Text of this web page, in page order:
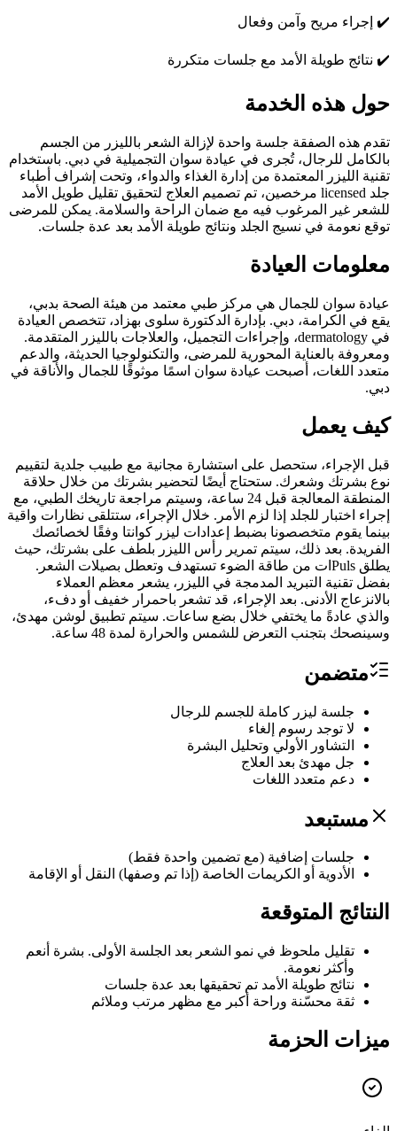
✔️ إجراء مريح وآمن وفعال
✔️ نتائج طويلة الأمد مع جلسات متكررة
حول هذه الخدمة
تقدم هذه الصفقة جلسة واحدة لإزالة الشعر بالليزر من الجسم
بالكامل للرجال، تُجرى في عيادة سوان التجميلية في دبي. باستخدام
تقنية الليزر المعتمدة من إدارة الغذاء والدواء، وتحت إشراف أطباء
جلد licensed مرخصين، تم تصميم العلاج لتحقيق تقليل طويل الأمد
للشعر غير المرغوب فيه مع ضمان الراحة والسلامة. يمكن للمرضى
توقع نعومة في نسيج الجلد ونتائج طويلة الأمد بعد عدة جلسات.
معلومات العيادة
عيادة سوان للجمال هي مركز طبي معتمد من هيئة الصحة بدبي،
يقع في الكرامة، دبي. بإدارة الدكتورة سلوى بهزاد، تتخصص العيادة
في dermatology، وإجراءات التجميل، والعلاجات بالليزر المتقدمة.
ومعروفة بالعناية المحورية للمرضى، والتكنولوجيا الحديثة، والدعم
متعدد اللغات، أصبحت عيادة سوان اسمًا موثوقًا للجمال والأناقة في
دبي.
كيف يعمل
قبل الإجراء، ستحصل على استشارة مجانية مع طبيب جلدية لتقييم
نوع بشرتك وشعرك. ستحتاج أيضًا لتحضير بشرتك من خلال حلاقة
المنطقة المعالجة قبل 24 ساعة، وسيتم مراجعة تاريخك الطبي، مع
إجراء اختبار للجلد إذا لزم الأمر. خلال الإجراء، ستتلقى نظارات واقية
بينما يقوم متخصصونا بضبط إعدادات ليزر كوانتا وفقًا لخصائصك
الفريدة. بعد ذلك، سيتم تمرير رأس الليزر بلطف على بشرتك، حيث
يطلق Pulsات من طاقة الضوء تستهدف وتعطل بصيلات الشعر.
بفضل تقنية التبريد المدمجة في الليزر، يشعر معظم العملاء
بالانزعاج الأدنى. بعد الإجراء، قد تشعر باحمرار خفيف أو دفء،
والذي عادةً ما يختفي خلال بضع ساعات. سيتم تطبيق لوشن مهدئ،
وسينصحك بتجنب التعرض للشمس والحرارة لمدة 48 ساعة.
متضمن
جلسة ليزر كاملة للجسم للرجال
لا توجد رسوم إلغاء
التشاور الأولي وتحليل البشرة
جل مهدئ بعد العلاج
دعم متعدد اللغات
مستبعد
جلسات إضافية (مع تضمين واحدة فقط)
الأدوية أو الكريمات الخاصة (إذا تم وصفها) النقل أو الإقامة
النتائج المتوقعة
تقليل ملحوظ في نمو الشعر بعد الجلسة الأولى. بشرة أنعم
وأكثر نعومة.
نتائج طويلة الأمد تم تحقيقها بعد عدة جلسات
ثقة محسّنة وراحة أكبر مع مظهر مرتب وملائم
ميزات الحزمة